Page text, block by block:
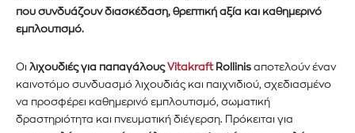
που συνδυάζουν διασκέδαση, θρεπτική αξία και καθημερινό
εμπλουτισμό.
Οι λιχουδιές για παπαγάλουςVitakraftRollinis αποτελούν έναν
καινοτόμο συνδυασμό λιχουδιάς και παιχνιδιού, σχεδιασμένο
να προσφέρει καθημερινό εμπλουτισμό, σωματική
δραστηριότητα και πνευματική διέγερση. Πρόκειται για